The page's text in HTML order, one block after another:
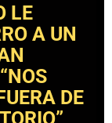
LE
A UN
DE